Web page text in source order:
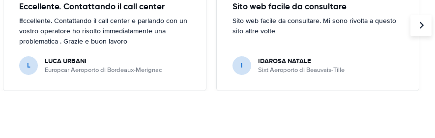
Eccellente. Contattando il call center
Eccellente. Contattando il call center e parlando con un
vostro operatore ho risolto immediatamente una
problematica . Grazie e buon lavoro
L LUCA URBANI
Europcar Aeroporto di Bordeaux-Merignac
Sito web facile da consultare
Sito web facile da consultare. Mi sono rivolta a questo
sito altre volte
I IDAROSA NATALE
Sixt Aeroporto di Beauvais-Tille